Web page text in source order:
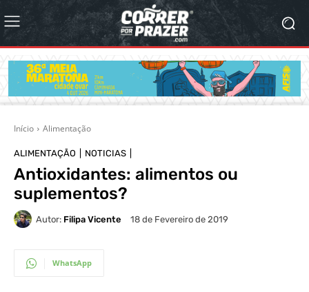
Início Alimentação
ALIMENTAÇÃO NOTICIAS
Antioxidantes: alimentos ou
suplementos?
Autor: Filipa Vicente 18 de Fevereiro de 2019
WhatsApp